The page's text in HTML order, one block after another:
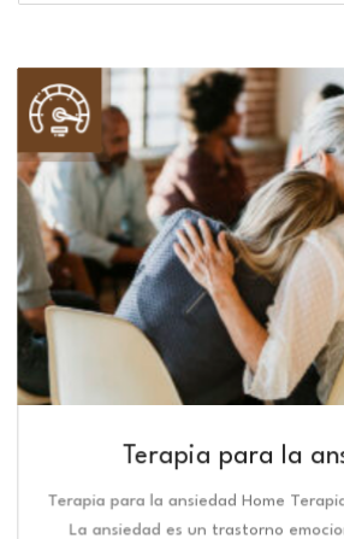
Terapia para la
Terapia para la ansiedad Home
La ansiedad es un trastorno